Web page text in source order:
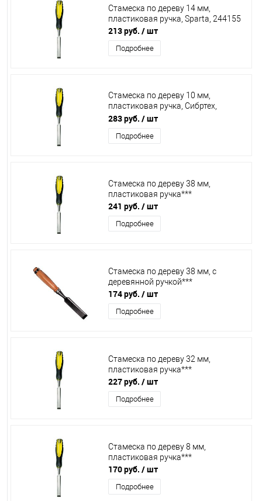
Стамеска по дереву 14 мм,
пластиковая ручка, Sparta, 244155
213 руб. / шт
Подробнее
Стамеска по дереву 10 мм,
пластиковая ручка, Сибртех,
24710***
283 руб. / шт
Подробнее
Стамеска по дереву 38 мм,
пластиковая ручка***
241 руб. / шт
Подробнее
Стамеска по дереву 38 мм, с
деревянной ручкой***
174 руб. / шт
Подробнее
Стамеска по дереву 32 мм,
пластиковая ручка***
227 руб. / шт
Подробнее
Стамеска по дереву 8 мм,
пластиковая ручка***
170 руб. / шт
Подробнее